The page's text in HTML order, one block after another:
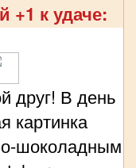
+1 к удаче:
друг! В день
картинка
шоколадным